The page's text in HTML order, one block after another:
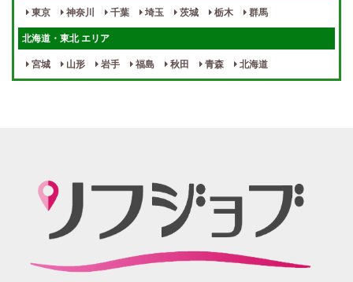
女性スタッフがいる！ 終電後店泊OK
週1日～OK ぽっちゃりさん歓迎
指名バック率高め 週1・月1～OK
初心者歓迎
東京 神奈川 千葉 埼玉 茨城 栃木 群馬
北海道・東北 エリア
宮城 山形 岩手 福島 秋田 青森 北海道
大阪 兵庫 滋賀 和歌山
九州・沖縄 エリア
大分 福岡 佐賀 宮崎 熊本 鹿児島
中四国 エリア